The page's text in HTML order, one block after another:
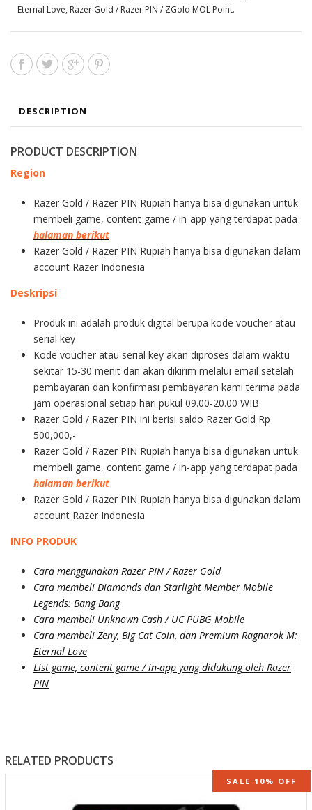
Eternal Love, Razer Gold / Razer PIN / ZGold MOL Point.
DESCRIPTION
PRODUCT DESCRIPTION
Region
Razer Gold / Razer PIN Rupiah hanya bisa digunakan untuk
membeli game, content game / in-app yang terdapat pada
halaman berikut
Razer Gold / Razer PIN Rupiah hanya bisa digunakan dalam
account Razer Indonesia
Deskripsi
Produk ini adalah produk digital berupa kode voucher atau
serial key
Kode voucher atau serial key akan diproses dalam waktu
sekitar 15-30 menit dan akan dikirim melalui email setelah
pembayaran dan konfirmasi pembayaran kami terima pada
jam operasional setiap hari pukul 09.00-20.00 WIB
Razer Gold / Razer PIN ini berisi saldo Razer Gold Rp
500,000,-
Razer Gold / Razer PIN Rupiah hanya bisa digunakan untuk
membeli game, content game / in-app yang terdapat pada
halaman berikut
Razer Gold / Razer PIN Rupiah hanya bisa digunakan dalam
account Razer Indonesia
INFO PRODUK
Cara menggunakan Razer PIN / Razer Gold
Cara membeli Diamonds dan Starlight Member Mobile
Legends: Bang Bang
Cara membeli Unknown Cash / UC PUBG Mobile
Cara membeli Zeny, Big Cat Coin, dan Premium Ragnarok M:
Eternal Love
List game, content game / in-app yang didukung oleh Razer
PIN
RELATED PRODUCTS
SALE 10% OFF